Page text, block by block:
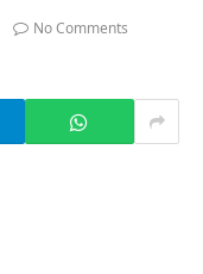
No Comments